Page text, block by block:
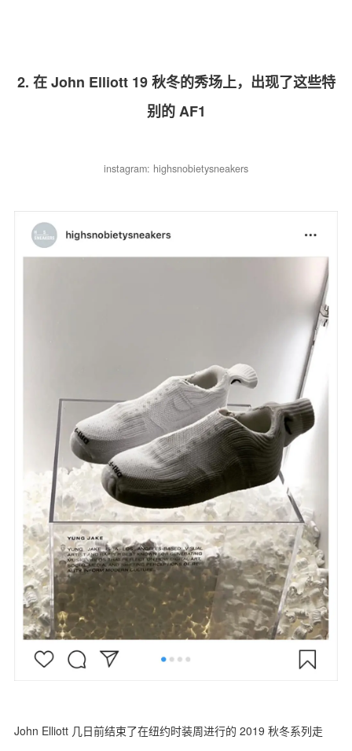
2. 在 John Elliott 19 秋冬的秀场上，出现了这些特
别的 AF1
instagram: highsnobietysneakers
John Elliott 几日前结束了在纽约时装周进行的 2019 秋冬系列走